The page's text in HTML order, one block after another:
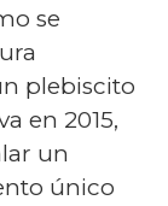
se
plebiscito
en 2015,
un
único